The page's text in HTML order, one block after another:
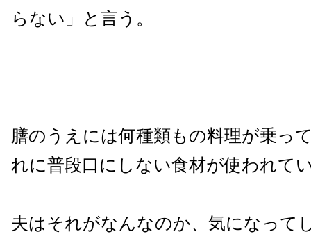
らない」と言う。
膳のうえには何種類もの料理が乗っ
れに普段口にしない食材が使われて
夫はそれがなんなのか、気になって